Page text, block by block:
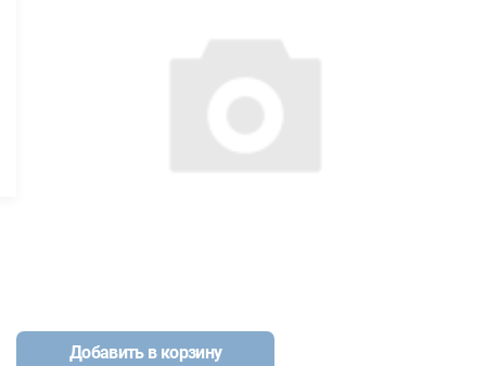
Добавить в корзину